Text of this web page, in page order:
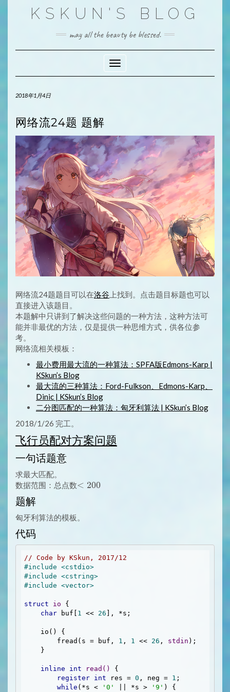
KSKUN'S BLOG
may all the beauty be blessed.
Toggle Navigation
2018年1月4日
网络流24题 题解
网络流24题题目可以在洛谷 上找到。点击题目标题也可以
直接进入该题目。
本题解中只讲到了解决这些问题的一种方法，这种方法可
能并非最优的方法，仅是提供一种思维方式，供各位参
考。
网络流相关模板：
最小费用最大流的一种算法：SPFA版Edmons-Karp |
KSkun’s Blog
最大流的三种算法：Ford-Fulkson、Edmons-Karp、
Dinic | KSkun’s Blog
二分图匹配的一种算法：匈牙利算法 | KSkun’s Blog
2018/1/26 完工。
飞行员配对方案问题
一句话题意
求最大匹配。
数据范围：总点数<
< 200
题解
匈牙利算法的模板。
代码
// Code by KSkun, 2017/12
#include <cstdio>
#include <cstring>
#include <vector>
struct io {
char buf[ 1 << 26 ], *s;
        fread(s = buf,
1 , 1 << 26 , stdin );
inline int read ()
{
register int res = 0 , neg = 1 ;
while (*s < '0' || *s > '9' ) {